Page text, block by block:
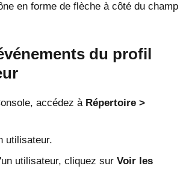
en forme de flèche à côté du champ
du profil
, accédez à Répertoire
utilisateur.
utilisateur, cliquez sur Voir les